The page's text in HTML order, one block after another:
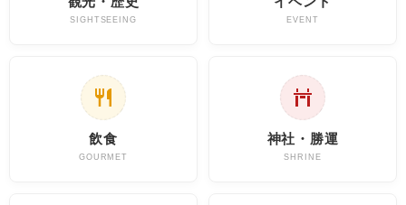
SIGHTSEEING EVENT
飲食
GOURMET
神社・勝運
SHRINE